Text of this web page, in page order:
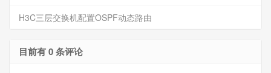
H3C三层交换机配置OSPF动态路由
目前有 0 条评论